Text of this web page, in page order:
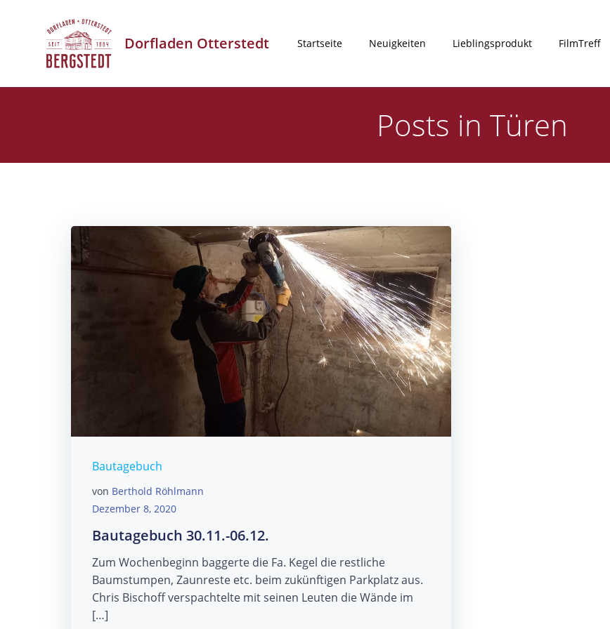
Dorfladen Otterstedt Startseite Neuigkeiten Lieblingsprodukt FilmTreff
Posts in Türen
Bautagebuch
von Berthold Röhlmann
Dezember 8, 2020
Bautagebuch 30.11.-06.12.
Zum Wochenbeginn baggerte die Fa. Kegel die restliche
Baumstumpen, Zaunreste etc. beim zukünftigen Parkplatz aus.
Chris Bischoff verspachtelte mit seinen Leuten die Wände im
[…]